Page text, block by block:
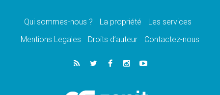
07.08.2026
de l'Assomption et mémoire nationale
«La paix commence par l'empathie» estime
le cardinal Parolin
En Colombie, «la paix ne s'achète pas avec
Qui sommes-nous ? La propriété
Les services
Mentions Legales
Droits d’auteur Contactez-nous